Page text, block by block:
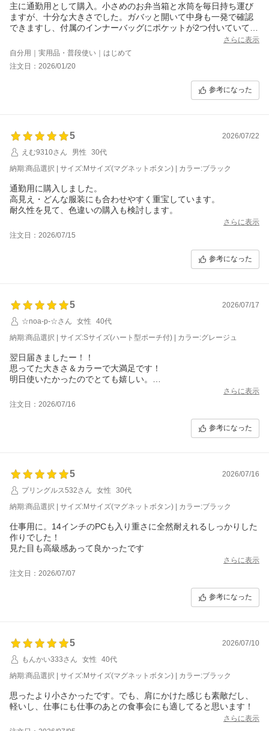
主に通勤用として購入。小さめのお弁当箱と水筒を毎日持ち運び
ますが、十分な大きさでした。ガバッと開いて中身も一発で確認
できますし、付属のインナーバッグにポケットが2つ付いていてと
っても便利です。合皮の質感も高級感があり、ワンショルダーで
肩掛けしやすいところも良かった！お出かけ用に小さいサイズも
欲しくなりました。
さらに表示
自分用｜実用品・普段使い｜はじめて
注文日：2026/01/20
参考になった
5
2026/07/22
えむ9310さん
男性
30代
納期:商品選択 | サイズ:Mサイズ(マグネットボタン) | カラー:ブラック
通勤用に購入しました。
高見え・どんな服装にも合わせやすく重宝しています。
耐久性を見て、色違いの購入も検討します。
さらに表示
注文日：2026/07/15
参考になった
5
2026/07/17
☆noa-p-☆さん
女性
40代
納期:商品選択 | サイズ:Sサイズ(ハート型ポーチ付) | カラー:グレージュ
翌日届きましたー！！
思ってた大きさ＆カラーで大満足です！
明日使いたかったのでとても嬉しい。
初めてのバケツ型なので使い勝手はまだ分かりませんが、可愛い
デザインでモチベアップしてます。
さらに表示
注文日：2026/07/16
参考になった
5
2026/07/16
プリングルス532さん
女性
30代
納期:商品選択 | サイズ:Mサイズ(マグネットボタン) | カラー:ブラック
仕事用に。14インチのPCも入り重さに全然耐えれるしっかりした
作りでした！
見た目も高級感あって良かったです
さらに表示
注文日：2026/07/07
参考になった
5
2026/07/10
もんかい333さん
女性
40代
納期:商品選択 | サイズ:Mサイズ(マグネットボタン) | カラー:ブラック
思ったより小さかったです。でも、肩にかけた感じも素敵だし、
軽いし、仕事にも仕事のあとの食事会にも適してると思います！
さらに表示